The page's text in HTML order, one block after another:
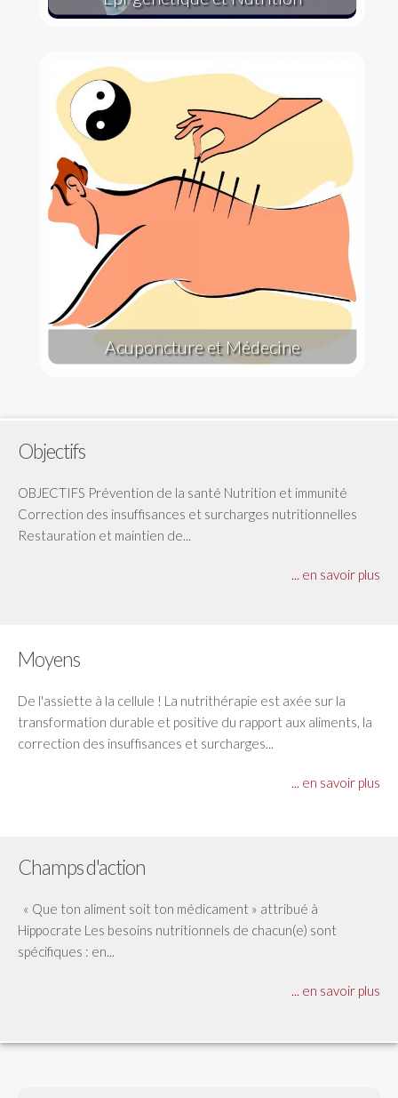
Acuponcture et Médecine
Objectifs
OBJECTIFS Prévention de la santé Nutrition et immunité
Correction des insuffisances et surcharges nutritionnelles
Restauration et maintien de...
... en savoir plus
Moyens
De l'assiette à la cellule ! La nutrithérapie est axée sur la
transformation durable et positive du rapport aux aliments, la
correction des insuffisances et surcharges...
... en savoir plus
Champs d'action
« Que ton aliment soit ton médicament » attribué à
Hippocrate Les besoins nutritionnels de chacun(e) sont
spécifiques : en...
... en savoir plus